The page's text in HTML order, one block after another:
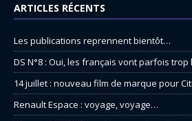
ARTICLES RÉCENTS
Les publications reprennent bientôt…
DS N°8 : Oui, les français vont parfois trop
14 juillet : nouveau film de marque pour
Renault Espace : voyage, voyage…